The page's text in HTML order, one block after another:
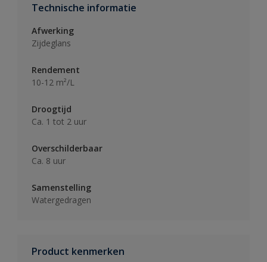
Technische informatie
Afwerking
Zijdeglans
Rendement
10-12 m²/L
Droogtijd
Ca. 1 tot 2 uur
Overschilderbaar
Ca. 8 uur
Samenstelling
Watergedragen
Product kenmerken